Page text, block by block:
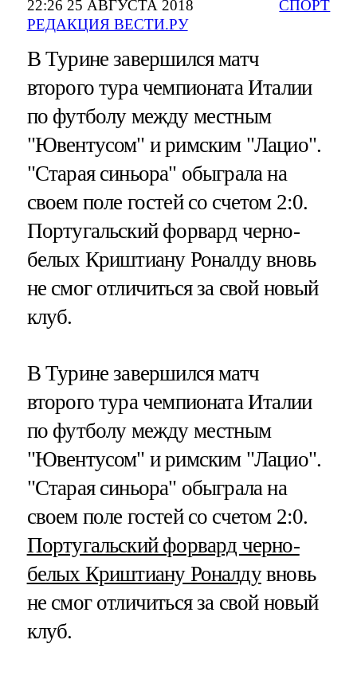
22:26 25 АВГУСТА 2018
РЕДАКЦИЯ ВЕСТИ.РУ
СПОРТ
В Турине завершился матч
второго тура чемпионата Италии
по футболу между местным
"Ювентусом" и римским "Лацио".
"Старая синьора" обыграла на
своем поле гостей со счетом 2:0.
Португальский форвард черно-
белых Криштиану Роналду вновь
не смог отличиться за свой новый
клуб.
В Турине завершился матч
второго тура чемпионата Италии
по футболу между местным
"Ювентусом" и римским "Лацио".
"Старая синьора" обыграла на
своем поле гостей со счетом 2:0.
Португальский форвард черно-
белых Криштиану Роналдувновь
не смог отличиться за свой новый
клуб.